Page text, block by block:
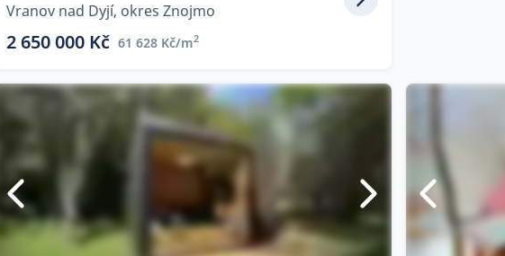
Vranov nad Dyjí, okres Znojmo
2 650 000 Kč 61 628 Kč/m2